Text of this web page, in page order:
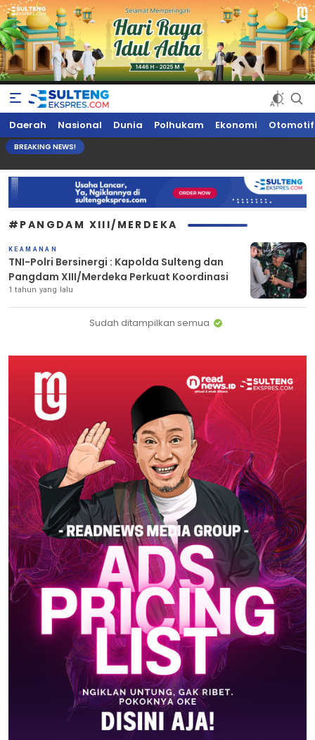
Sultengekspres.com
Berita Seputar Sulteng Hari Ini, Update Terkini, Suaranya Rakyat
Sulteng
Daerah Nasional Dunia Polhukam Ekonomi Otomotif
BREAKING NEWS!
#PANGDAM XIII/MERDEKA
KEAMANAN
TNI-Polri Bersinergi : Kapolda Sulteng dan
Pangdam XIII/Merdeka Perkuat Koordinasi
1 tahun yang lalu
Sudah ditampilkan semua